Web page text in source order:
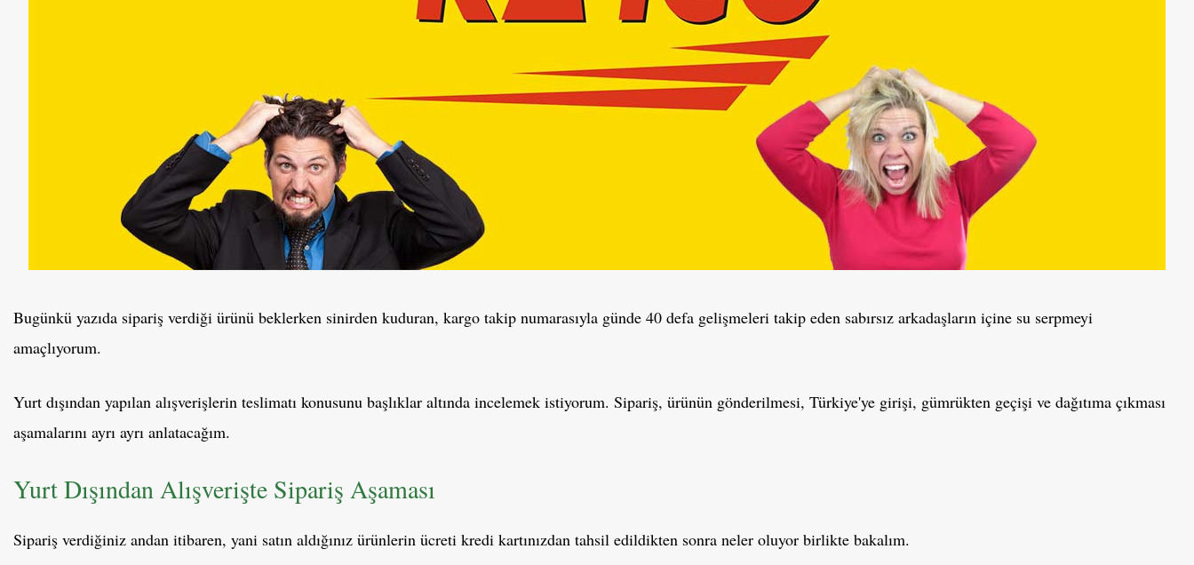
Bugünkü yazıda sipariş verdiği ürünü beklerken sinirden kuduran, kargo takip numarasıyla günde 40 defa gelişmeleri takip eden sabırsız arkadaşların içine su serpmeyi
amaçlıyorum.
Yurt dışından yapılan alışverişlerin teslimatı konusunu başlıklar altında incelemek istiyorum. Sipariş, ürünün gönderilmesi, Türkiye'ye girişi, gümrükten geçişi ve dağıtıma çıkması
aşamalarını ayrı ayrı anlatacağım.
Yurt Dışından Alışverişte Sipariş Aşaması
Sipariş verdiğiniz andan itibaren, yani satın aldığınız ürünlerin ücreti kredi kartınızdan tahsil edildikten sonra neler oluyor birlikte bakalım.